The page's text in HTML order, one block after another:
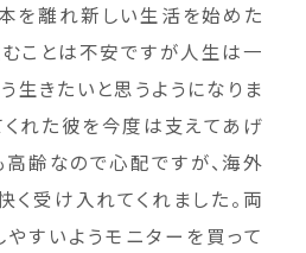
を離れ新しい生活を始めた
むことは不安ですが人生は一
生きたいと思うようになりま
くれた彼を今度は支えてあげ
高齢なので心配ですが、海外
く受け入れてくれました。両
やすいようモニターを買って